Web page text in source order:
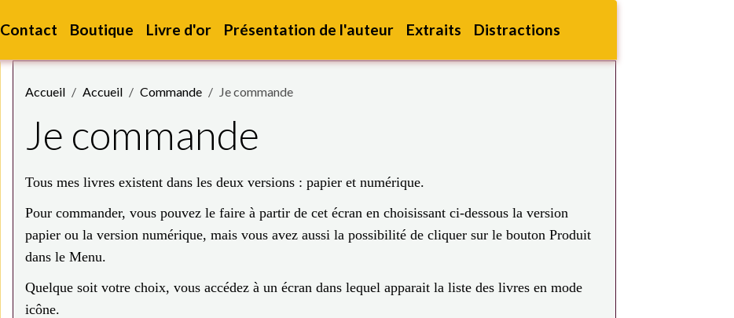
Contact Boutique Livre d'or Présentation de l'auteur Extraits Distractions
Accueil Accueil Commande Je commande
Je commande
Tous mes livres existent dans les deux versions : papier et numérique.
Pour commander, vous pouvez le faire à partir de cet écran en choisissant ci-dessous la version
papier ou la version numérique, mais vous avez aussi la possibilité de cliquer sur le bouton Produit
dans le Menu.
Quelque soit votre choix, vous accédez à un écran dans lequel apparait la liste des livres en mode
icône.